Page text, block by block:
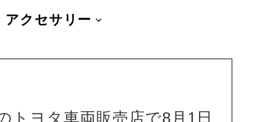
アクセサリー
トヨタ車両販売店で8月1日